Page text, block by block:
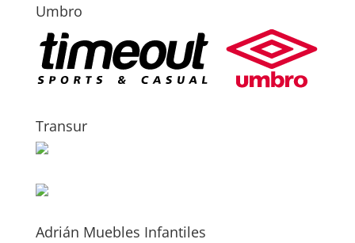
Umbro
Transur
Adrián Muebles Infantiles